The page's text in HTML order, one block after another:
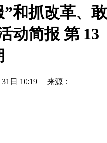
和抓改革、敢
动简报 第 13
31日 10:19 来源：